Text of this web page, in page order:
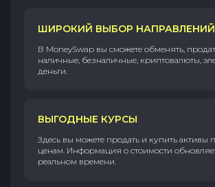
ШИРОКИЙ ВЫБОР НАПРАВЛЕНИЙ
В MoneySwap вы сможете обменять,
наличные, безналичные, криптовалюты,
деньги.
ВЫГОДНЫЕ КУРСЫ
Здесь вы можете продать и купить активы
ценам. Информация о стоимости
реальном времени.